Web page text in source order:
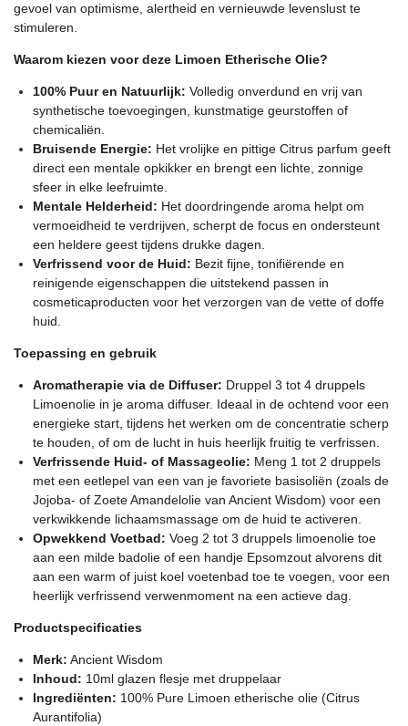
gevoel van optimisme, alertheid en vernieuwde levenslust te
stimuleren.
Waarom kiezen voor deze Limoen Etherische Olie?
100% Puur en Natuurlijk: Volledig onverdund en vrij van
synthetische toevoegingen, kunstmatige geurstoffen of
chemicaliën.
Bruisende Energie: Het vrolijke en pittige Citrus parfum geeft
direct een mentale opkikker en brengt een lichte, zonnige
sfeer in elke leefruimte.
Mentale Helderheid: Het doordringende aroma helpt om
vermoeidheid te verdrijven, scherpt de focus en ondersteunt
een heldere geest tijdens drukke dagen.
Verfrissend voor de Huid: Bezit fijne, tonifiërende en
reinigende eigenschappen die uitstekend passen in
cosmeticaproducten voor het verzorgen van de vette of doffe
huid.
Toepassing en gebruik
Aromatherapie via de Diffuser: Druppel 3 tot 4 druppels
Limoenolie in je aroma diffuser. Ideaal in de ochtend voor een
energieke start, tijdens het werken om de concentratie scherp
te houden, of om de lucht in huis heerlijk fruitig te verfrissen.
Verfrissende Huid- of Massageolie: Meng 1 tot 2 druppels
met een eetlepel van een van je favoriete basisoliën (zoals de
Jojoba- of Zoete Amandelolie van Ancient Wisdom) voor een
verkwikkende lichaamsmassage om de huid te activeren.
Opwekkend Voetbad: Voeg 2 tot 3 druppels limoenolie toe
aan een milde badolie of een handje Epsomzout alvorens dit
aan een warm of juist koel voetenbad toe te voegen, voor een
heerlijk verfrissend verwenmoment na een actieve dag.
Productspecificaties
Merk: Ancient Wisdom
Inhoud: 10ml glazen flesje met druppelaar
Ingrediënten: 100% Pure Limoen etherische olie (Citrus
Aurantifolia)